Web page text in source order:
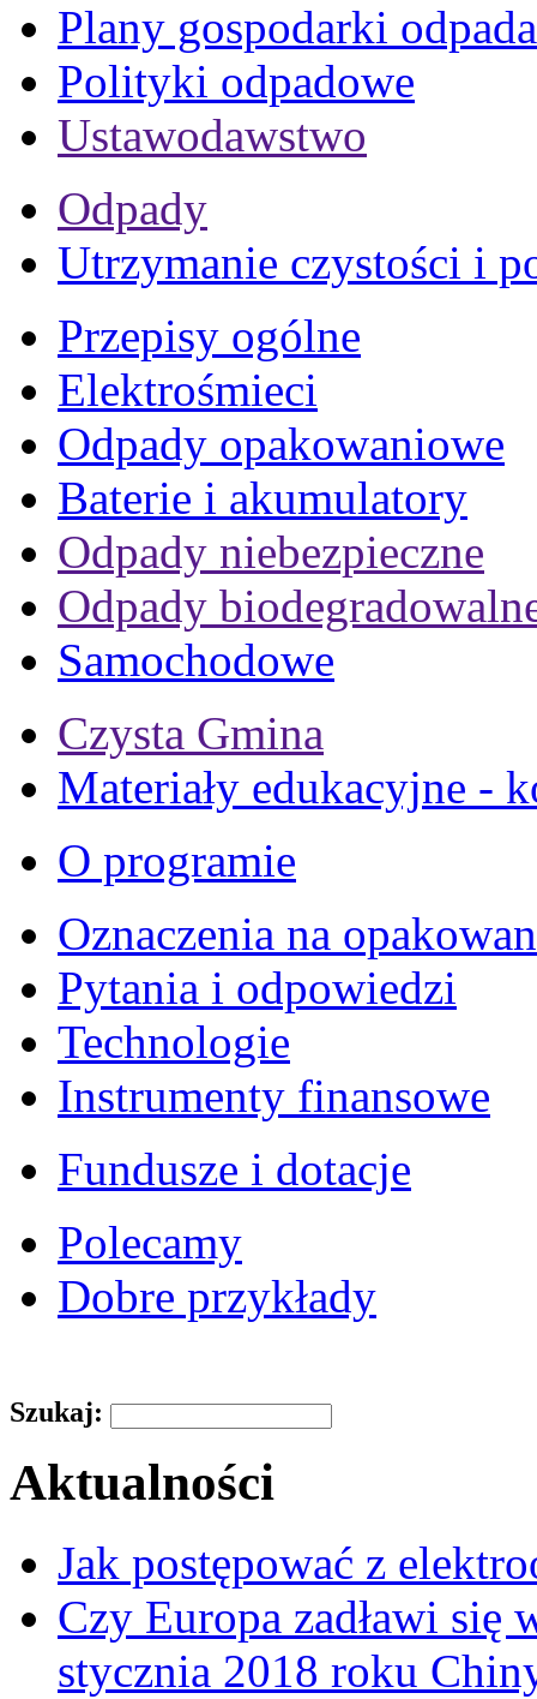
Plany gospodarki
Polityki odpadowe
Ustawodawstwo
Odpady
Utrzymanie czystości i
Przepisy ogólne
Elektrośmieci
Odpady opakowaniowe
Baterie i akumulatory
Odpady niebezpieczne
Odpady
Samochodowe
Czysta Gmina
Materiały edukacyjne -
O programie
Oznaczenia na
Pytania i odpowiedzi
Technologie
Instrumenty finansowe
Fundusze i dotacje
Polecamy
Dobre przykłady
Szukaj:
Aktualności
Jak postępować z
Czy Europa zadławi się
stycznia 2018 roku